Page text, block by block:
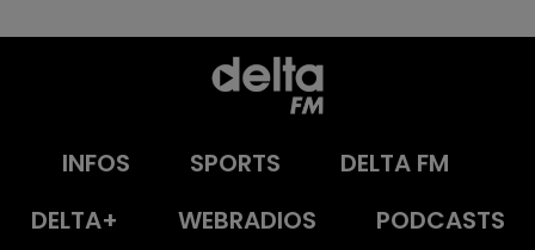
INFOS SPORTS
DELTA FM
DELTA+
WEBRADIOS PODCASTS